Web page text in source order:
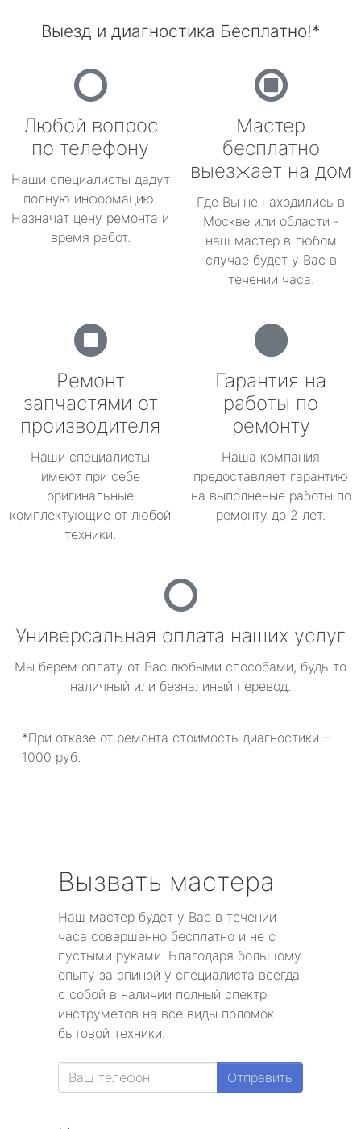
Выезд и диагностика Бесплатно!*
Любой вопрос
по телефону
Наши специалисты дадут
полную информацию.
Назначат цену ремонта и
время работ.
Мастер
бесплатно
выезжает на дом
Где Вы не находились в
Москве или области -
наш мастер в любом
случае будет у Вас в
течении часа.
Ремонт
запчастями от
производителя
Наши специалисты
имеют при себе
оригинальные
комплектующие от любой
техники.
Гарантия на
работы по
ремонту
Наша компания
предоставляет гарантию
на выполненые работы по
ремонту до 2 лет.
Универсальная оплата наших услуг
Мы берем оплату от Вас любыми способами, будь то
наличный или безналиный перевод.
*При отказе от ремонта стоимость диагностики –
1000 руб.
Вызвать мастера
Наш мастер будет у Вас в течении
часа совершенно бесплатно и не с
пустыми руками. Благодаря большому
опыту за спиной у специалиста всегда
с собой в наличии полный спектр
инструметов на все виды поломок
бытовой техники.
Отправить